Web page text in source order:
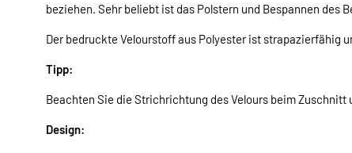
beziehen. Sehr beliebt ist das Polstern und Bespannen des
Der bedruckte Velourstoff aus Polyester ist strapazierfähig
Tipp:
Beachten Sie die Strichrichtung des Velours beim Zuschnitt
Design: